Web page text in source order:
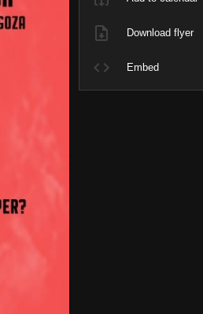
Download flyer
Embed